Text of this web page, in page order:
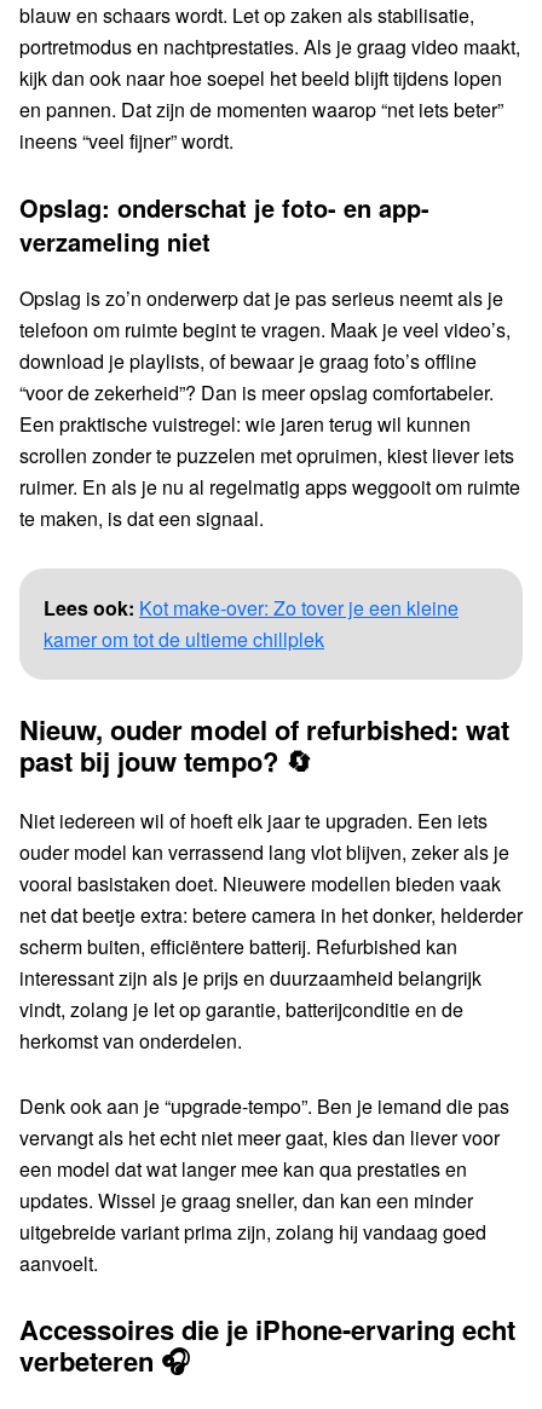
blauw en schaars wordt. Let op zaken als stabilisatie,
portretmodus en nachtprestaties. Als je graag video maakt,
kijk dan ook naar hoe soepel het beeld blijft tijdens lopen
en pannen. Dat zijn de momenten waarop “net iets beter”
ineens “veel fijner” wordt.
Opslag: onderschat je foto- en app-
verzameling niet
Opslag is zo’n onderwerp dat je pas serieus neemt als je
telefoon om ruimte begint te vragen. Maak je veel video’s,
download je playlists, of bewaar je graag foto’s offline
“voor de zekerheid”? Dan is meer opslag comfortabeler.
Een praktische vuistregel: wie jaren terug wil kunnen
scrollen zonder te puzzelen met opruimen, kiest liever iets
ruimer. En als je nu al regelmatig apps weggooit om ruimte
te maken, is dat een signaal.
Lees ook: Kot make-over: Zo tover je een kleine
kamer om tot de ultieme chillplek
Nieuw, ouder model of refurbished: wat
past bij jouw tempo? 🔄
Niet iedereen wil of hoeft elk jaar te upgraden. Een iets
ouder model kan verrassend lang vlot blijven, zeker als je
vooral basistaken doet. Nieuwere modellen bieden vaak
net dat beetje extra: betere camera in het donker, helderder
scherm buiten, efficiëntere batterij. Refurbished kan
interessant zijn als je prijs en duurzaamheid belangrijk
vindt, zolang je let op garantie, batterijconditie en de
herkomst van onderdelen.
Denk ook aan je “upgrade-tempo”. Ben je iemand die pas
vervangt als het echt niet meer gaat, kies dan liever voor
een model dat wat langer mee kan qua prestaties en
updates. Wissel je graag sneller, dan kan een minder
uitgebreide variant prima zijn, zolang hij vandaag goed
aanvoelt.
Accessoires die je iPhone-ervaring echt
verbeteren 🎧